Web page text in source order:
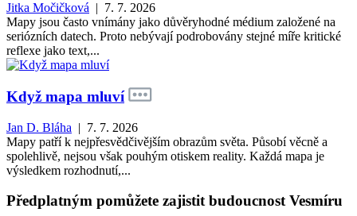
Jitka Močičková | 7. 7. 2026
Mapy jsou často vnímány jako důvěryhodné médium založené na
seriózních datech. Proto nebývají podrobovány stejné míře kritické
reflexe jako text,...
Když mapa mluví
Jan D. Bláha | 7. 7. 2026
Mapy patří k nejpřesvědčivějším obrazům světa. Působí věcně a
spolehlivě, nejsou však pouhým otiskem reality. Každá mapa je
výsledkem rozhodnutí,...
Předplatným pomůžete zajistit budoucnost Vesmíru